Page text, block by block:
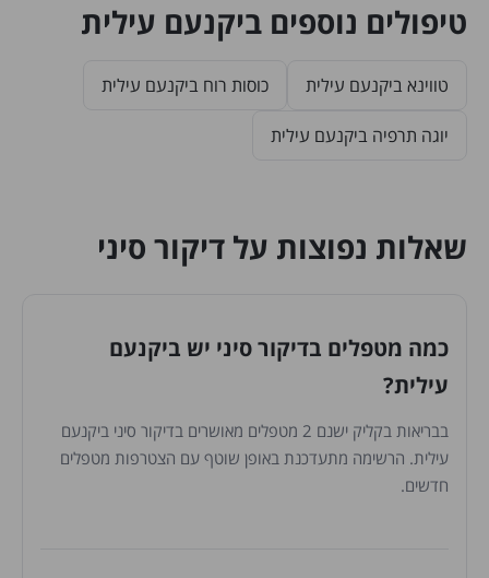
טיפולים נוספים ביקנעם עילית
טווינא ביקנעם עילית כוסות רוח ביקנעם עילית
יוגה תרפיה ביקנעם עילית
שאלות נפוצות על דיקור סיני
כמה מטפלים בדיקור סיני יש ביקנעם
עילית?
בבריאות בקליק ישנם 2 מטפלים מאושרים בדיקור סיני ביקנעם
עילית. הרשימה מתעדכנת באופן שוטף עם הצטרפות מטפלים
חדשים.